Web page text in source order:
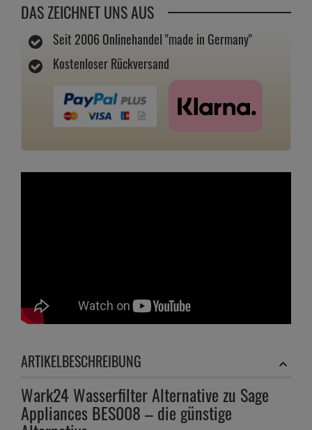
DAS ZEICHNET UNS AUS
Seit 2006 Onlinehandel "made in Germany"
Kostenloser Rückversand
ARTIKELBESCHREIBUNG
Wark24 Wasserfilter Alternative zu Sage
Appliances BES008 – die günstige